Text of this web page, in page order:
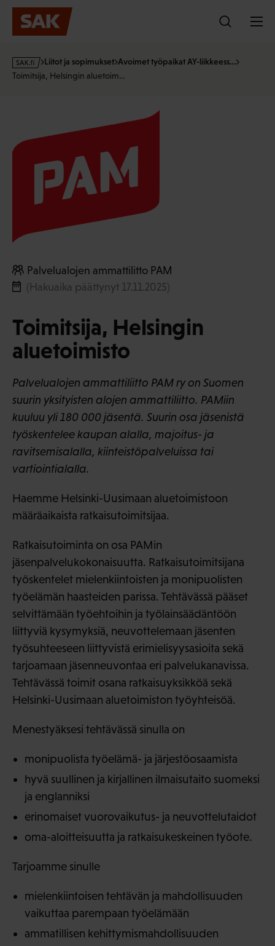
Hyppää
sisältöön
s
a
Liitot ja sopimukset Avoimet työpaikat AY-liikkeess…
Toimitsija, Helsingin aluetoim…
Palvelualojen ammattilitto PAM
(Hakuaika päättynyt 17.11.2025)
Toimitsija, Helsingin
aluetoimisto
Palvelualojen ammattiliitto PAM ry on Suomen
suurin yksityisten alojen ammattiliitto. PAMiin
kuuluu yli 180 000 jäsentä. Suurin osa jäsenistä
työskentelee kaupan alalla, majoitus- ja
ravitsemisalalla, kiinteistöpalveluissa tai
vartiointialalla.
Haemme Helsinki-Uusimaan aluetoimistoon
määräaikaista ratkaisutoimitsijaa.
Ratkaisutoiminta on osa PAMin
jäsenpalvelukokonaisuutta. Ratkaisutoimitsijana
työskentelet mielenkiintoisten ja monipuolisten
työelämän haasteiden parissa. Tehtävässä pääset
selvittämään työehtoihin ja työlainsäädäntöön
liittyviä kysymyksiä, neuvottelemaan jäsenten
työsuhteeseen liittyvistä erimielisyysasioita sekä
tarjoamaan jäsenneuvontaa eri palvelukanavissa.
Tehtävässä toimit osana ratkaisuyksikköä sekä
Helsinki-Uusimaan aluetoimiston työyhteisöä.
Menestyäksesi tehtävässä sinulla on
monipuolista työelämä- ja järjestöosaamista
hyvä suullinen ja kirjallinen ilmaisutaito suomeksi
ja englanniksi
erinomaiset vuorovaikutus- ja neuvottelutaidot
oma-aloitteisuutta ja ratkaisukeskeinen työote.
Tarjoamme sinulle
mielenkiintoisen tehtävän ja mahdollisuuden
vaikuttaa parempaan työelämään
ammatillisen kehittymismahdollisuuden